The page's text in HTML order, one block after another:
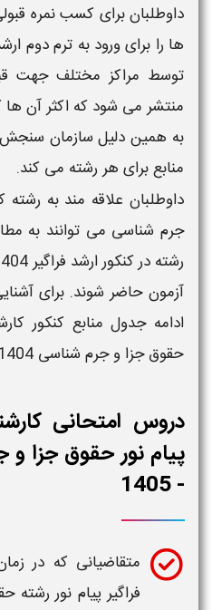
داوطلبان برای کسب نمره
ها را برای ورود به ترم دوم
توسط مراکز مختلف جهت
منتشر می شود که اکثر آن ها
به همین دلیل سازمان سنجش
منابعبرای هر رشته می کند.
داوطلبان علاقه مند به رشته
جرم شناسی می توانند به
رشته درکنکور ارشد فراگیر 1404
آزمونحاضر شوند. برای
ادامه جدول منابع کنکور
حقوق جزا و جرم شناسی - 1405
دروس امتحانی
- 1405
متقاضیانی که در
فراگیر پیام نور رشته